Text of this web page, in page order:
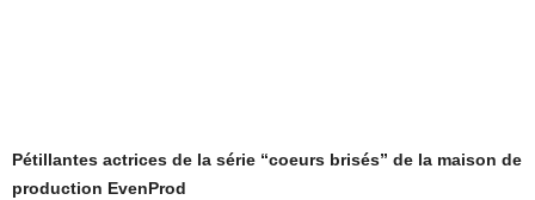
Pétillantes actrices de la série “coeurs brisés” de la maison de
production EvenProd